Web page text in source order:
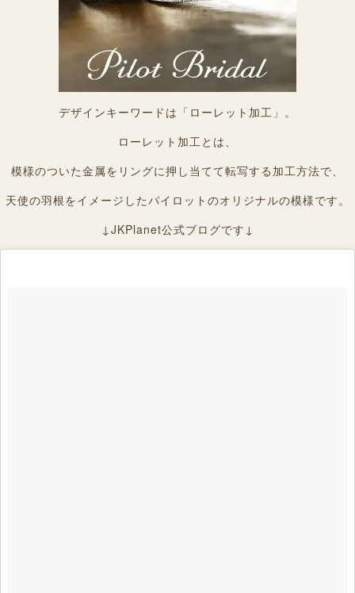
デザインキーワードは「ローレット加工」。
ローレット加工とは、
模様のついた金属をリングに押し当てて転写する加工方法で、
天使の羽根をイメージしたパイロットのオリジナルの模様です。
↓JKPlanet公式ブログです↓